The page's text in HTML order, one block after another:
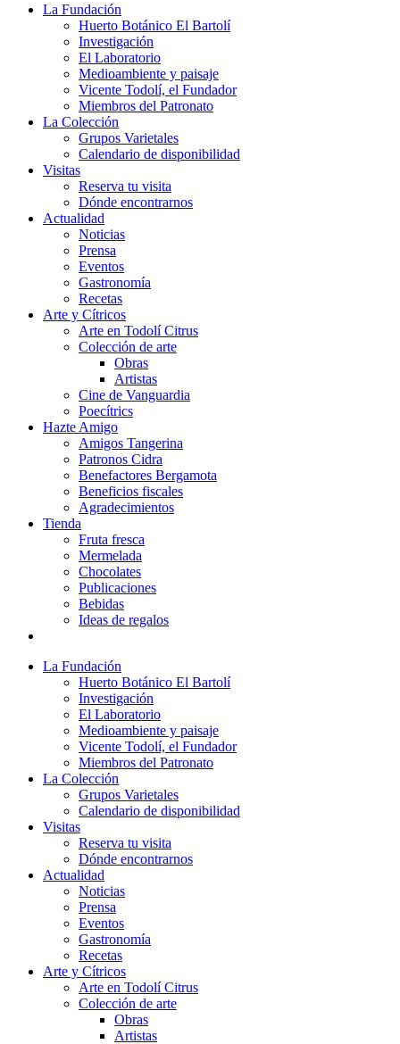
La Fundación
Huerto Botánico El Bartolí
Investigación
El Laboratorio
Medioambiente y paisaje
Vicente Todolí, el Fundador
Miembros del Patronato
La Colección
Grupos Varietales
Calendario de disponibilidad
Visitas
Reserva tu visita
Dónde encontrarnos
Actualidad
Noticias
Prensa
Eventos
Gastronomía
Recetas
Arte y Cítricos
Arte en Todolí Citrus
Colección de arte
Obras
Artistas
Cine de Vanguardia
Poecítrics
Hazte Amigo
Amigos Tangerina
Patronos Cidra
Benefactores Bergamota
Beneficios fiscales
Agradecimientos
Tienda
Fruta fresca
Mermelada
Chocolates
Publicaciones
Bebidas
Ideas de regalos
La Fundación
Huerto Botánico El Bartolí
Investigación
El Laboratorio
Medioambiente y paisaje
Vicente Todolí, el Fundador
Miembros del Patronato
La Colección
Grupos Varietales
Calendario de disponibilidad
Visitas
Reserva tu visita
Dónde encontrarnos
Actualidad
Noticias
Prensa
Eventos
Gastronomía
Recetas
Arte y Cítricos
Arte en Todolí Citrus
Colección de arte
Obras
Artistas